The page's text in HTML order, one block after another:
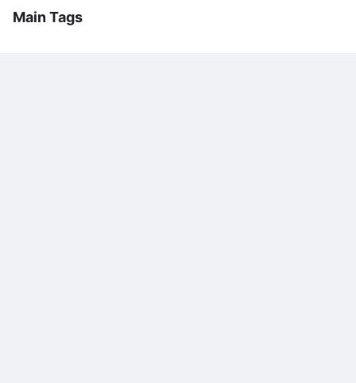
Main Tags